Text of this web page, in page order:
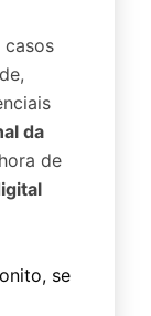
casos
da
de
se